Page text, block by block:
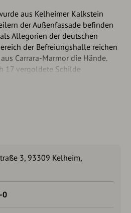
aus Kelheimer Kalkstein
der Außenfassade befinden
Allegorien der deutschen
der Befreiungshalle reichen
Carrara-Marmor die Hände.
17 vergoldete Schilde
Kelheim, ins Altmühltal und in
und mobil
über einen Lift erreichbar.
3, 93309 Kelheim,
0